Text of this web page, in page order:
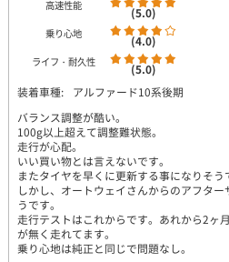
高速性能 (5.0)
乗り心地 (4.0)
ライフ・耐久性
(5.0)
装着車種:
アルファード10系後期
バランス調整が酷い。
100g以上超えて調整難状態。
走行が心配。
いい買い物とは言えないです。
またタイヤを早くに更新する事になりそう
しかし、オートウェイさんからのアフタ
うです。
走行テストはこれからです。あれから2ヶ
が無く走れてます。
乗り心地は純正と同じで問題なし。